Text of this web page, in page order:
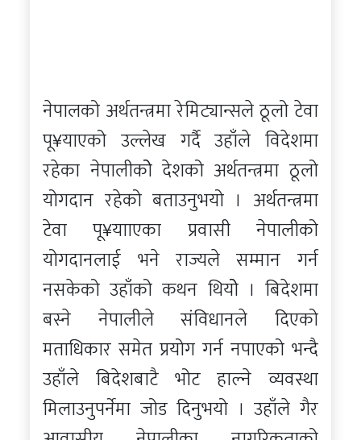
नेपालको अर्थतन्त्रमा रेमिट्यान्सले ठूलो टेवा
पू¥याएको उल्लेख गर्दै उहाँले विदेशमा
रहेका नेपालीकोे देशको अर्थतन्त्रमा ठूलो
योगदान रहेको बताउनुभयो । अर्थतन्त्रमा
टेवा पू¥यााएका प्रवासी नेपालीको
योगदानलाई भने राज्यले सम्मान गर्न
नसकेको उहाँको कथन थियोे । बिदेशमा
बस्ने नेपालीले संविधानले दिएको
मताधिकार समेत प्रयोग गर्न नपाएको भन्दै
उहाँले बिदेशबाटै भोट हाल्ने व्यवस्था
मिलाउनुपर्नेमा जोड दिनुभयो । उहाँले गैर